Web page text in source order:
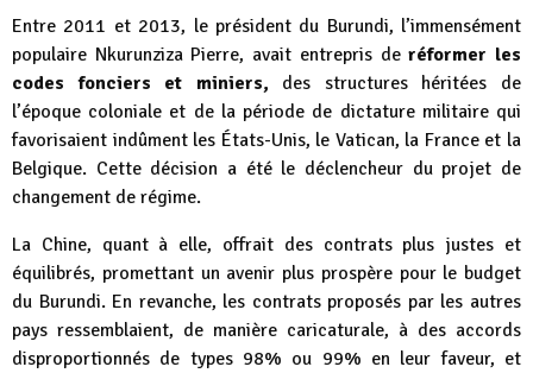
Entre 2011 et 2013, le président du Burundi, l’immensément
populaire Nkurunziza Pierre, avait entrepris deréformer les
codes fonciers et miniers, des structures héritées de
l’époque coloniale et de la période de dictature militaire qui
favorisaient indûment les États-Unis, le Vatican, la France et la
Belgique. Cette décision a été le déclencheur du projet de
changement de régime.
La Chine, quant à elle, offrait des contrats plus justes et
équilibrés, promettant un avenir plus prospère pour le budget
du Burundi. En revanche, les contrats proposés par les autres
pays ressemblaient, de manière caricaturale, à des accords
disproportionnés de types 98% ou 99% en leur faveur, et